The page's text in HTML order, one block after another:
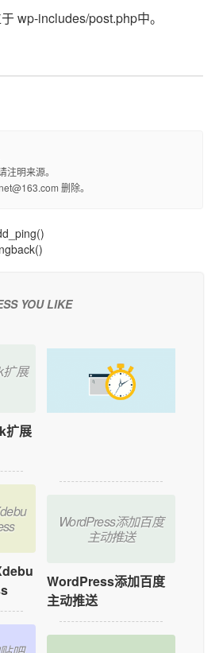
wp-includes/post.php中。
明来源。
删除。
YOU LIKE
扩展
扩展
WordPress添加百度
主动推送
WordPress添加百度
主动推送